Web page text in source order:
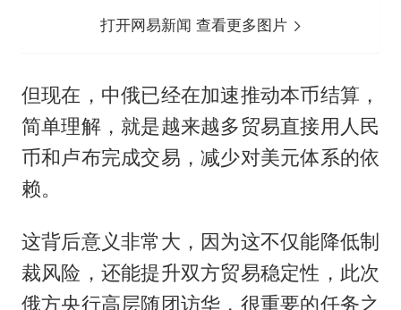
打开网易新闻 查看更多图片
但现在，中俄已经在加速推动本币结算，
简单理解，就是越来越多贸易直接用人民
币和卢布完成交易，减少对美元体系的依
赖。
这背后意义非常大，因为这不仅能降低制
裁风险，还能提升双方贸易稳定性，此次
俄方央行高层随团访华，很重要的任务之